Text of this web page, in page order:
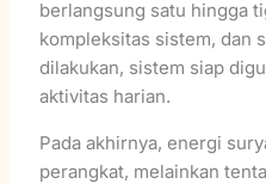
berlangsung satu hingga
kompleksitas sistem, dan
dilakukan, sistem siap
aktivitas harian.
Pada akhirnya, energi
perangkat, melainkan